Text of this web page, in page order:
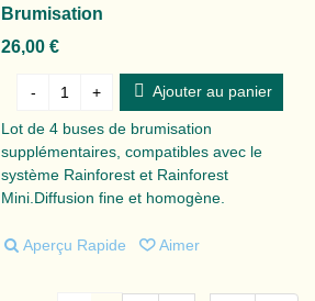
Brumisation
26,00 €
- + Ajouter au panier
Lot de 4 buses de brumisation
supplémentaires, compatibles avec le
système Rainforest et Rainforest
Mini.Diffusion fine et homogène.
Aperçu Rapide Aimer